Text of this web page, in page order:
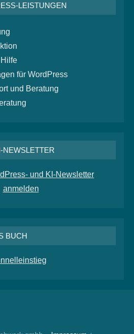
LEISTUNGEN
für WordPress
und Beratung
NEWSLETTER
BUCH